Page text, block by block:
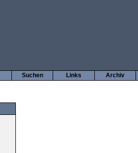
Archiv
Links
Suchen